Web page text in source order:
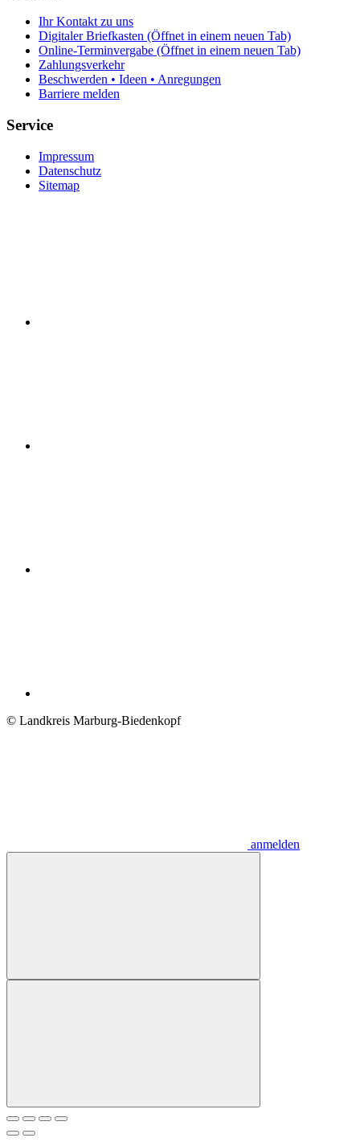
Ihr Kontakt zu uns
Digitaler Briefkasten (Öffnet in einem neuen Tab)
Online-Terminvergabe (Öffnet in einem neuen Tab)
Zahlungsverkehr
Beschwerden • Ideen • Anregungen
Barriere melden
Service
Impressum
Datenschutz
Sitemap
© Landkreis Marburg-Biedenkopf
anmelden